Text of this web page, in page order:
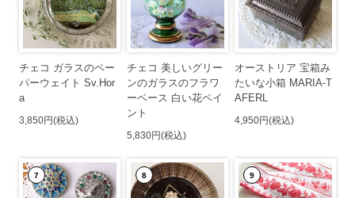
チェコ ガラスのペー
パーウェイト Sv.Hor
a
3,850円(税込)
チェコ 美しいグリー
ンのガラスのフラワ
ーベース 白い花ペイ
ント
5,830円(税込)
オーストリア 宝箱み
たいな小箱 MARIA-T
AFERL
4,950円(税込)
7 8 9